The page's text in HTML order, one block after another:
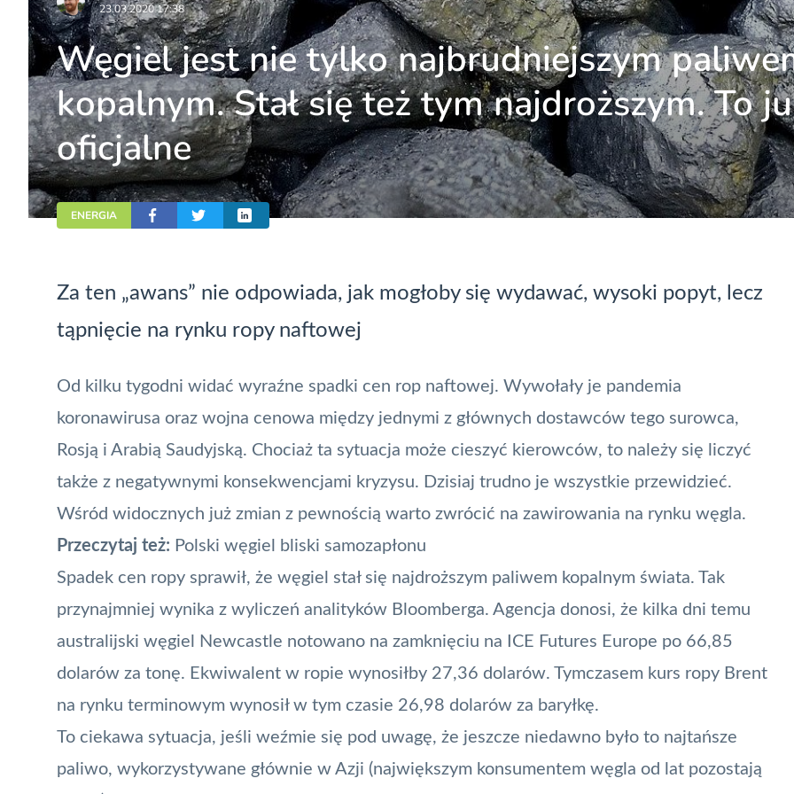
23.03.2020 17:38
Węgiel jest nie tylko najbrudniejszym
kopalnym. Stał się też tym najdroższym. To
oficjalne
ENERGIA
Za ten „awans” nie odpowiada, jak mogłoby się wydawać, wysoki popyt, lecz
tąpnięcie na rynku ropy naftowej
Od kilku tygodni widać wyraźne spadki cen rop naftowej. Wywołały je pandemia
koronawirusa oraz wojna cenowa między jednymi z głównych dostawców tego surowca,
Rosją i Arabią Saudyjską. Chociaż ta sytuacja może cieszyć kierowców, to należy się liczyć
także z negatywnymi konsekwencjami kryzysu. Dzisiaj trudno je wszystkie przewidzieć.
Wśród widocznych już zmian z pewnością warto zwrócić na zawirowania na rynku węgla.
Przeczytaj też: Polski węgiel bliski samozapłonu
Spadek cen ropy sprawił, że węgiel stał się najdroższym paliwem kopalnym świata. Tak
przynajmniej wynika z wyliczeń analityków Bloomberga. Agencja donosi, że kilka dni temu
australijski węgiel Newcastle notowano na zamknięciu na ICE Futures Europe po 66,85
dolarów za tonę. Ekwiwalent w ropie wynosiłby 27,36 dolarów. Tymczasem kurs ropy Brent
na rynku terminowym wynosił w tym czasie 26,98 dolarów za baryłkę.
To ciekawa sytuacja, jeśli weźmie się pod uwagę, że jeszcze niedawno było to najtańsze
paliwo, wykorzystywane głównie w Azji (największym konsumentem węgla od lat pozostają